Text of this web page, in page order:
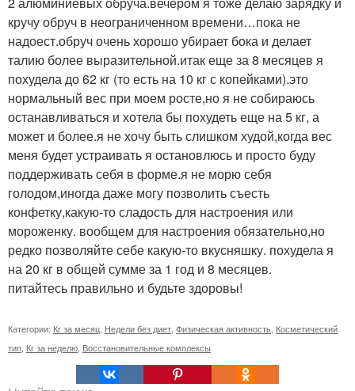
кручу обруч в неограниченном времени…пока не
надоест.обруч очень хорошо убирает бока и делает
талию более выразительной.итак еще за 8 месяцев я
похудела до 62 кг (то есть на 10 кг с копейками).это
нормальный вес при моем росте,но я не собираюсь
останавливаться и хотела бы похудеть еще на 5 кг, а
может и более.я не хочу быть слишком худой,когда вес
меня будет устраивать я остановлюсь и просто буду
поддерживать себя в форме.я не морю себя
голодом,иногда даже могу позволить съесть
конфетку,какую-то сладость для настроения или
мороженку. вообщем для настроения обязательно,но
редко позволяйте себе какую-то вкусняшку. похудела я
на 20 кг в общей сумме за 1 год и 8 месяцев.
питайтесь правильно и будьте здоровы!
Категории: Кг за месяц Недели без диет Физическая активность Косметический
тип Кг за неделю Восстановительные комплексы